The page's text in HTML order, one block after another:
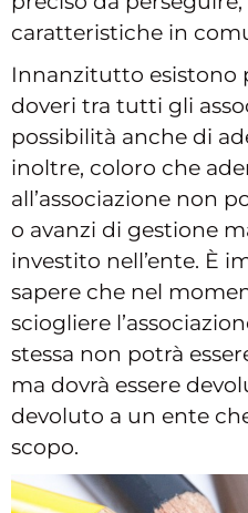
caratteristiche in
Innanzitutto esistono
doveri tra tutti gli
possibilità anche di
inoltre, coloro che
all’associazione non
o avanzi di gestione
investito nell’ente. È
sapere che nel
sciogliere
stessa non potrà
ma dovrà essere
devoluto a un ente
scopo.